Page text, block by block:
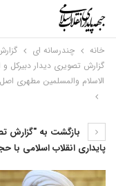
خانه چندرسانه ای
گزارش تصویری دیدار دبیرکل
الاسلام والمسلمین مطهری
بازگشت به "گزارش
پایداری انقلاب اسلامی